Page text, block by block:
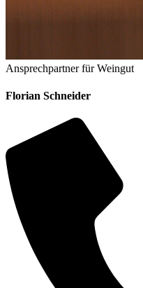
Ansprechpartner für Weingut
Florian Schneider